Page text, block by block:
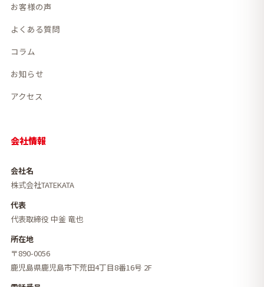
お客様の声
よくある質問
コラム
お知らせ
アクセス
会社情報
会社名
株式会社TATEKATA
代表
代表取締役 中釜 竜也
所在地
〒890-0056
鹿児島県鹿児島市下荒田4丁目8番16号 2F